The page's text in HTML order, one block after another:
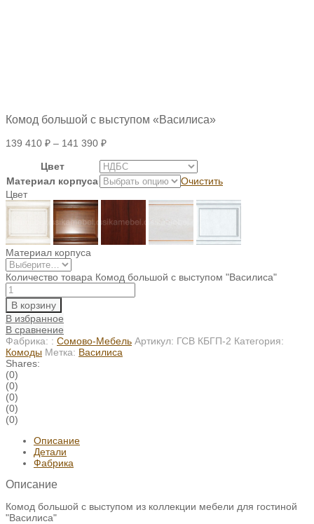
Комод большой с выступом «Василиса»
139 410 ₽ – 141 390 ₽
Цвет
Материал корпуса
Очистить
Цвет
Материал корпуса
Количество товара Комод большой с выступом "Василиса"
В корзину
В избранное
В сравнение
Фабрика: : Сомово-Мебель Артикул: ГСВ КБГП-2 Категория:
Комоды Метка: Василиса
Shares:
(0)
(0)
(0)
(0)
(0)
Описание
Детали
Фабрика
Описание
Комод большой с выступом из коллекции мебели для гостиной
"Василиса"